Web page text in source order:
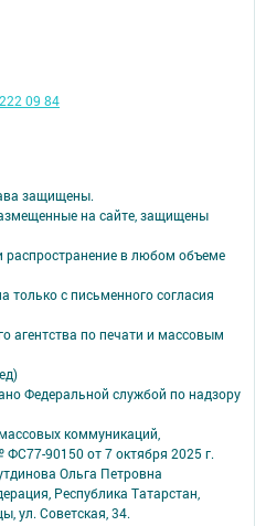
защищены.
на сайте, защищены
распространение в любом объеме
только с письменного согласия
агентства по печати и массовым
Федеральной службой по надзору
коммуникаций,
90150 от 7 октября 2025 г.
Ольга Петровна
Республика Татарстан,
ул. Советская, 34.
09 84